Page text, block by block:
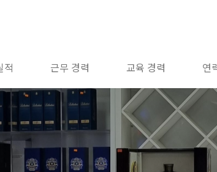
적 근무 경력 교육 경력 연